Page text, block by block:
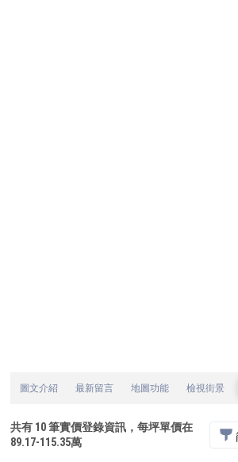
圖文介紹 最新留言 地圖功能 檢視街景
共有 10筆實價登錄資訊，每坪單價在
89.17-115.35萬